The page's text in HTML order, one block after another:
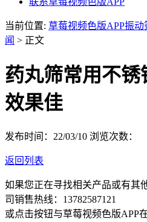
当前位置: 草莓视频色版APP振动
闻 > 正文
药丸筛常用不
效果佳
发布时间：22/03/10 浏览次数：
返回列表
如果您正在寻找相关产品或有其
司销售热线： 13782587121
或点击按钮与草莓视频色版APP